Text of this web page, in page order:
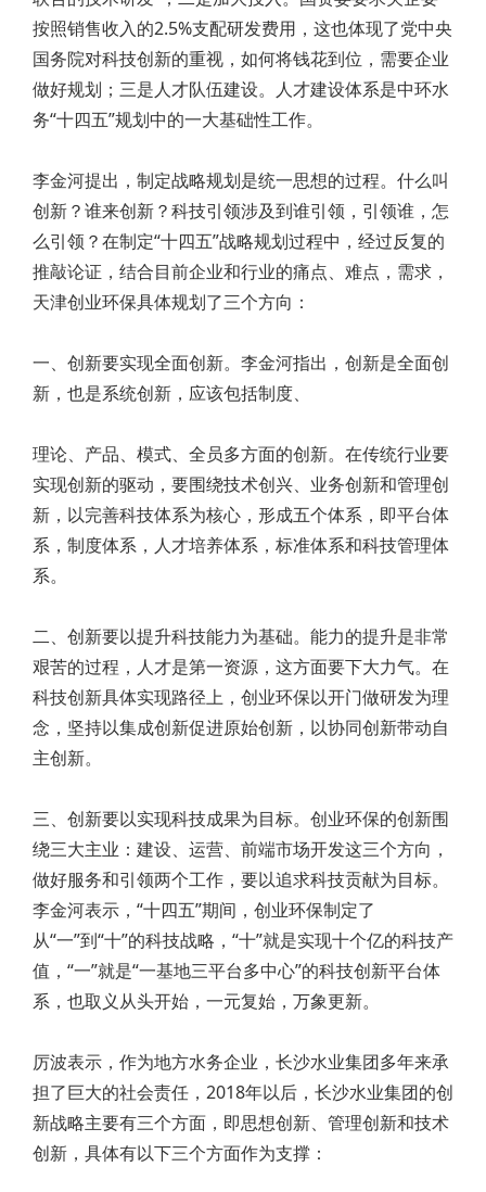
按照销售收入的2.5%支配研发费用，这也体现了党中央
国务院对科技创新的重视，如何将钱花到位，需要企业
做好规划；三是人才队伍建设。人才建设体系是中环水
务“十四五”规划中的一大基础性工作。
李金河提出，制定战略规划是统一思想的过程。什么叫
创新？谁来创新？科技引领涉及到谁引领，引领谁，怎
么引领？在制定“十四五”战略规划过程中，经过反复的
推敲论证，结合目前企业和行业的痛点、难点，需求，
天津创业环保具体规划了三个方向：
一、创新要实现全面创新。李金河指出，创新是全面创
新，也是系统创新，应该包括制度、
理论、产品、模式、全员多方面的创新。在传统行业要
实现创新的驱动，要围绕技术创兴、业务创新和管理创
新，以完善科技体系为核心，形成五个体系，即平台体
系，制度体系，人才培养体系，标准体系和科技管理体
系。
二、创新要以提升科技能力为基础。能力的提升是非常
艰苦的过程，人才是第一资源，这方面要下大力气。在
科技创新具体实现路径上，创业环保以开门做研发为理
念，坚持以集成创新促进原始创新，以协同创新带动自
主创新。
三、创新要以实现科技成果为目标。创业环保的创新围
绕三大主业：建设、运营、前端市场开发这三个方向，
做好服务和引领两个工作，要以追求科技贡献为目标。
李金河表示，“十四五”期间，创业环保制定了
从“一”到“十”的科技战略，“十”就是实现十个亿的科技产
值，“一”就是“一基地三平台多中心”的科技创新平台体
系，也取义从头开始，一元复始，万象更新。
厉波表示，作为地方水务企业，长沙水业集团多年来承
担了巨大的社会责任，2018年以后，长沙水业集团的创
新战略主要有三个方面，即思想创新、管理创新和技术
创新，具体有以下三个方面作为支撑：